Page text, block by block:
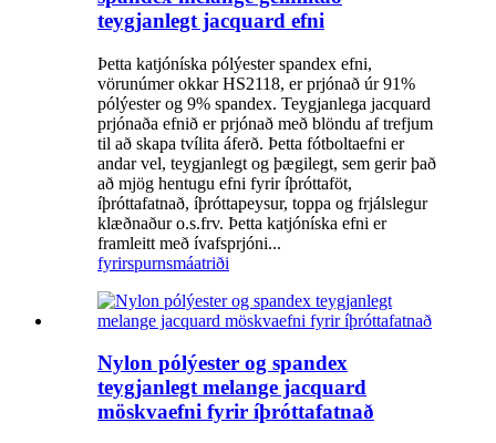
teygjanlegt jacquard efni
Þetta katjóníska pólýester spandex efni,
vörunúmer okkar HS2118, er prjónað úr 91%
pólýester og 9% spandex. Teygjanlega jacquard
prjónaða efnið er prjónað með blöndu af trefjum
til að skapa tvílita áferð. Þetta fótboltaefni er
andar vel, teygjanlegt og þægilegt, sem gerir það
að mjög hentugu efni fyrir íþróttaföt,
íþróttafatnað, íþróttapeysur, toppa og frjálslegur
klæðnaður o.s.frv. Þetta katjóníska efni er
framleitt með ívafsprjóni...
fyrirspurnsmáatriði
Nylon pólýester og spandex
teygjanlegt melange jacquard
möskvaefni fyrir íþróttafatnað